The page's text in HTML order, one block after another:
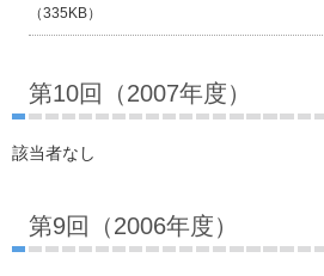
（335KB）
第10回（2007年度）
該当者なし
第9回（2006年度）